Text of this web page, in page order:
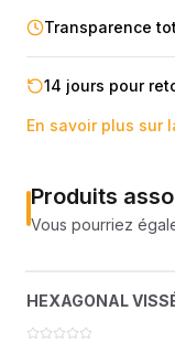
Transparence
14 jours pour
En savoir plus sur
Produits
Vous pourriez
HEXAGONAL